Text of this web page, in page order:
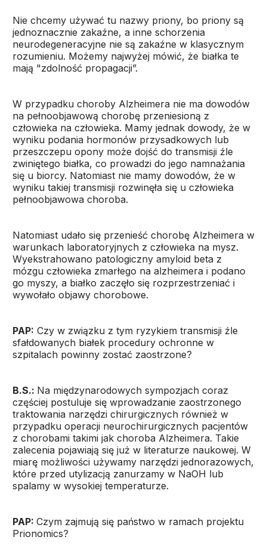
Nie chcemy używać tu nazwy priony, bo priony są
jednoznacznie zakaźne, a inne schorzenia
neurodegeneracyjne nie są zakaźne w klasycznym
rozumieniu. Możemy najwyżej mówić, że białka te
mają "zdolność propagacji”.
W przypadku choroby Alzheimera nie ma dowodów
na pełnoobjawową chorobę przeniesioną z
człowieka na człowieka. Mamy jednak dowody, że w
wyniku podania hormonów przysadkowych lub
przeszczepu opony może dojść do transmisji źle
zwiniętego białka, co prowadzi do jego namnażania
się u biorcy. Natomiast nie mamy dowodów, że w
wyniku takiej transmisji rozwinęła się u człowieka
pełnoobjawowa choroba.
Natomiast udało się przenieść chorobę Alzheimera w
warunkach laboratoryjnych z człowieka na mysz.
Wyekstrahowano patologiczny amyloid beta z
mózgu człowieka zmarłego na alzheimera i podano
go myszy, a białko zaczęło się rozprzestrzeniać i
wywołało objawy chorobowe.
PAP: Czy w związku z tym ryzykiem transmisji źle
sfałdowanych białek procedury ochronne w
szpitalach powinny zostać zaostrzone?
B.S.: Na międzynarodowych sympozjach coraz
częściej postuluje się wprowadzanie zaostrzonego
traktowania narzędzi chirurgicznych również w
przypadku operacji neurochirurgicznych pacjentów
z chorobami takimi jak choroba Alzheimera. Takie
zalecenia pojawiają się już w literaturze naukowej. W
miarę możliwości używamy narzędzi jednorazowych,
które przed utylizacją zanurzamy w NaOH lub
spalamy w wysokiej temperaturze.
PAP: Czym zajmują się państwo w ramach projektu
Prionomics?